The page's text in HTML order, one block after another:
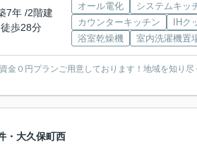
7年 /2階建
徒歩28分
オール電化
システムキッ
カウンターキッチン
IHク
浴室乾燥機
室内洗濯機置
０円プランご用意しております！地域を知り
・大久保町西